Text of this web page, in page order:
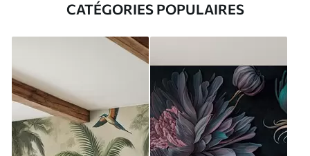
CATÉGORIES POPULAIRES